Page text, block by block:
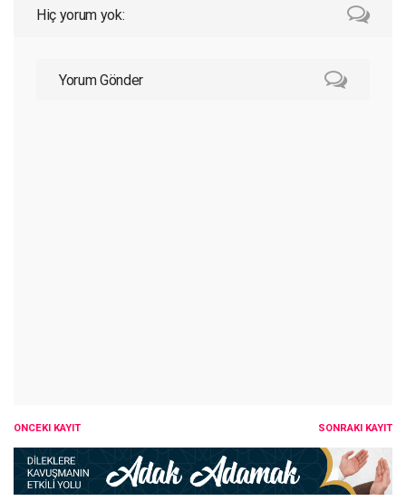
Hiç yorum yok:
Yorum Gönder
SONRAKI KAYIT
ÖNCEKI KAYIT